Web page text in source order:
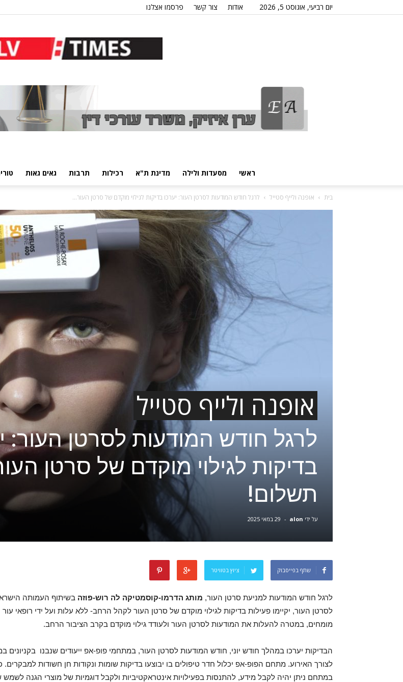
יום רביעי, אוגוסט 5, 2026 אודות צור קשר פרסמו אצלנו
ראשי מסעדות ולילה מדינת ת"א רכילות תרבות גאים גאות
בית אופנה ולייף סטייל לרגל חודש המודעות לסרטן העור: יערכו בדיקות לגילוי מוקדם של סרטן העור...
אופנה ולייף סטייל
לרגל חודש המודעות לסרטן העור:
בדיקות לגילוי מוקדם של סרטן
תשלום!
על ידי alon
- 29 במאי 2025
שתף בפייסבוק ציוץ בטוויטר
לרגל חודש המודעות למניעת סרטן העור, מותג הדרמו-קוסמטיקה לה רוש-פוזה בשיתוף העמותה
לסרטן העור, יקיימו פעילות בדיקות לגילוי מוקדם של סרטן העור לקהל הרחב- ללא עלות ועל ידי רופאי עור
מומחים, במטרה להעלות את המודעות לסרטן העור ולעודד גילוי מוקדם בקרב הציבור הרחב.
הבדיקות יערכו במהלך חודש יוני, חודש המודעות לסרטן העור, במתחמי פופ-אפ ייעודים שנבנו בקניונים
לצורך האירוע. מתחם הפופ-אפ יכלול חדר טיפולים בו יבוצעו בדיקות שומות ונקודות חן חשודות למבקרים.
במתחם ניתן יהיה לקבל מידע, להתנסות בפעילויות אינטראקטיביות ולקבל דוגמיות של מוצרי הגנה לשמש